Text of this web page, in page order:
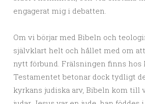
engagerat mig i debatten.
Om vi börjar med Bibeln och
självklart helt och hållet med om
nytt förbund. Frälsningen finns hos
Testamentet betonar dock tydligt
kyrkans judiska arv, Bibeln kom till